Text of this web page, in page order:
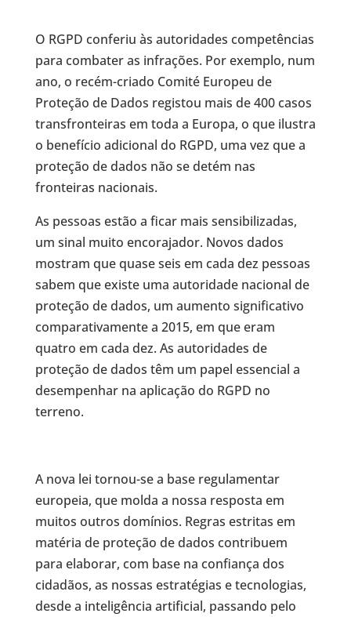
O RGPD conferiu às autoridades competências
para combater as infrações. Por exemplo, num
ano, o recém-criado Comité Europeu de
Proteção de Dados registou mais de 400 casos
transfronteiras em toda a Europa, o que ilustra
o benefício adicional do RGPD, uma vez que a
proteção de dados não se detém nas
fronteiras nacionais.
As pessoas estão a ficar mais sensibilizadas,
um sinal muito encorajador. Novos dados
mostram que quase seis em cada dez pessoas
sabem que existe uma autoridade nacional de
proteção de dados, um aumento significativo
comparativamente a 2015, em que eram
quatro em cada dez. As autoridades de
proteção de dados têm um papel essencial a
desempenhar na aplicação do RGPD no
terreno.
A nova lei tornou-se a base regulamentar
europeia, que molda a nossa resposta em
muitos outros domínios. Regras estritas em
matéria de proteção de dados contribuem
para elaborar, com base na confiança dos
cidadãos, as nossas estratégias e tecnologias,
desde a inteligência artificial, passando pelo